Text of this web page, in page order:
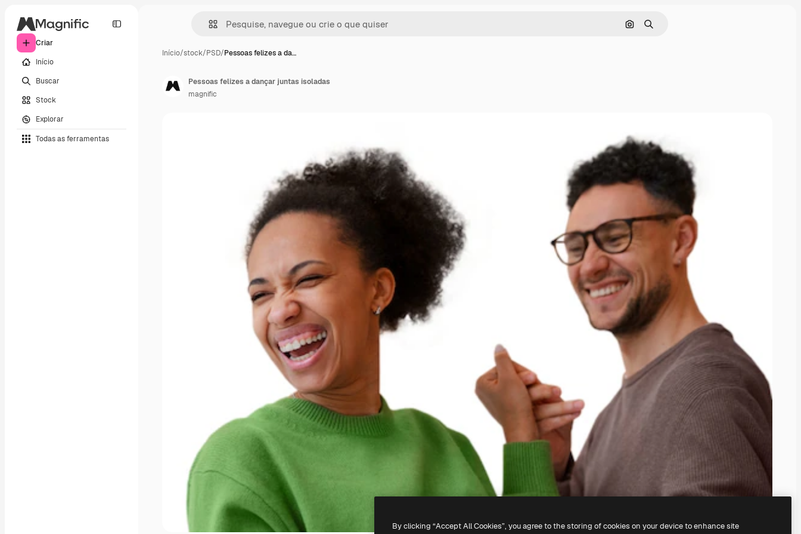
Criar
Início
Buscar
Stock
Explorar
Todas as ferramentas
Pesquisar por imagem
Buscar
Início/stock/PSD/Pessoas felizes a da…
Pessoas felizes a dançar juntas isoladas
magnific
By clicking “Accept All Cookies”, you agree to the storing of cookies on your device to enhance site